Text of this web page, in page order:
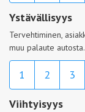
Ystävällisyys
Tervehtiminen,
muu palaute autosta.
1 2 3
Viihtyisyys